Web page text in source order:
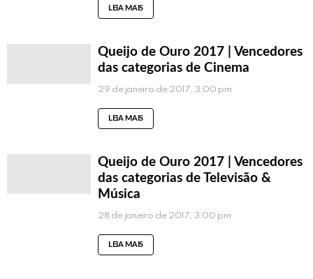
LEIA MAIS
Queijo de Ouro 2017 | Vencedores
das categorias de Cinema
29 de janeiro de 2017, 3:00 pm
LEIA MAIS
Queijo de Ouro 2017 | Vencedores
das categorias de Televisão &
Música
28 de janeiro de 2017, 3:00 pm
LEIA MAIS